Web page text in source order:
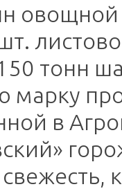
тонн
марку
в